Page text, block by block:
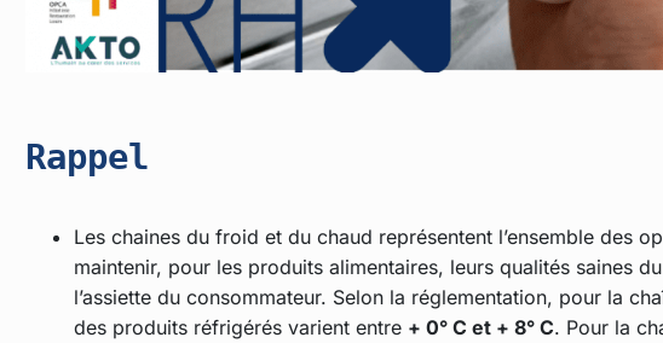
Rappel
Les chaines du froid et du chaud représentent l’ensemble des
maintenir, pour les produits alimentaires, leurs qualités saines
l’assiette du consommateur. Selon la réglementation, pour la
des produits réfrigérés varient entre + 0° C et + 8° C. Pour la